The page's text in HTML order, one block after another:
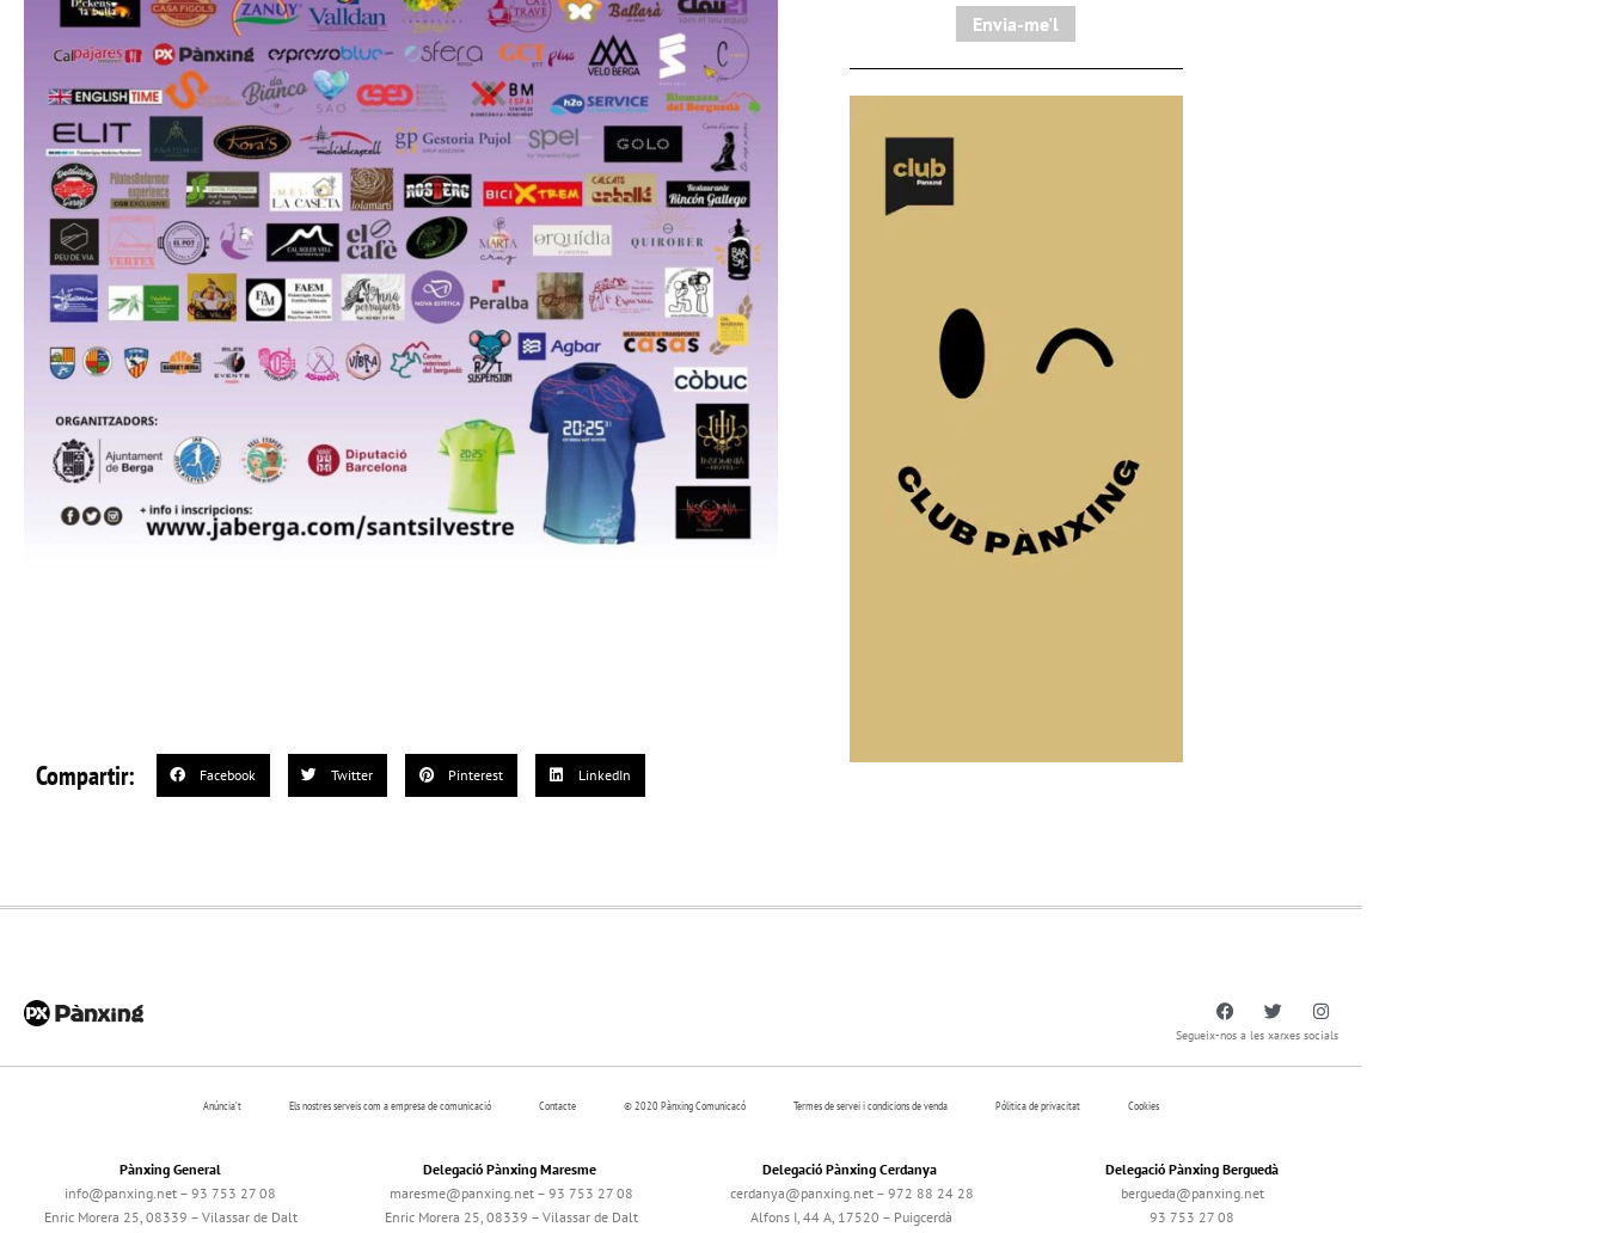
Compartir: Facebook Twitter Pinterest LinkedIn
Envia-me'l
Segueix-nos a les xarxes socials
Anúncia’t Els nostres serveis com a empresa de comunicació Contacte © 2020 Pànxing Comunicacó Termes de servei i condicions de venda Pólitica de privacitat Cookies
Pànxing General
info@panxing.net – 93 753 27 08
Enric Morera 25, 08339 – Vilassar de Dalt
Delegació Pànxing Maresme
maresme@panxing.net – 93 753 27 08
Enric Morera 25, 08339 – Vilassar de Dalt
Delegació Pànxing Cerdanya
cerdanya@panxing.net – 972 88 24 28
Alfons I, 44 A, 17520 – Puigcerdà
Delegació Pànxing Berguedà
bergueda@panxing.net
93 753 27 08